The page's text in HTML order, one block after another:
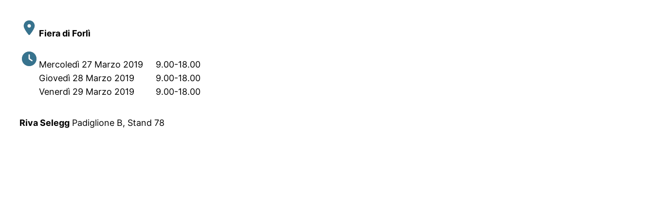
Fiera di Forlì
Mercoledì 27 Marzo 2019
Giovedì 28 Marzo 2019
Venerdì 29 Marzo 2019
9.00-18.00
9.00-18.00
9.00-18.00
Riva Selegg Padiglione B, Stand 78